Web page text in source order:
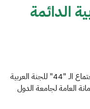
للجنة العربية الدائمة
شاركت المملكة، ممثلةً بهيئة الاتصالات وتقنية المعلومات، خلال الأسبوع الماضي في أعمال الاجتماع الـ "44" للجنة العربية
العربي، بمقر الأمانة العامة لجامعة الدول